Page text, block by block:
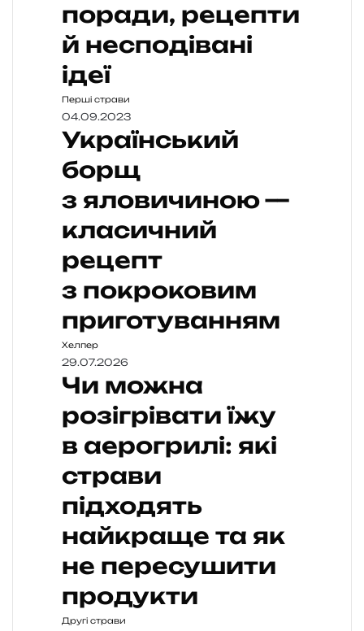
поради, рецепти
й несподівані
ідеї
Перші страви
04.09.2023
Український
борщ
з яловичиною —
класичний
рецепт
з покроковим
приготуванням
Хелпер
29.07.2026
Чи можна
розігрівати їжу
в аерогрилі: які
страви
підходять
найкраще та як
не пересушити
продукти
Другі страви